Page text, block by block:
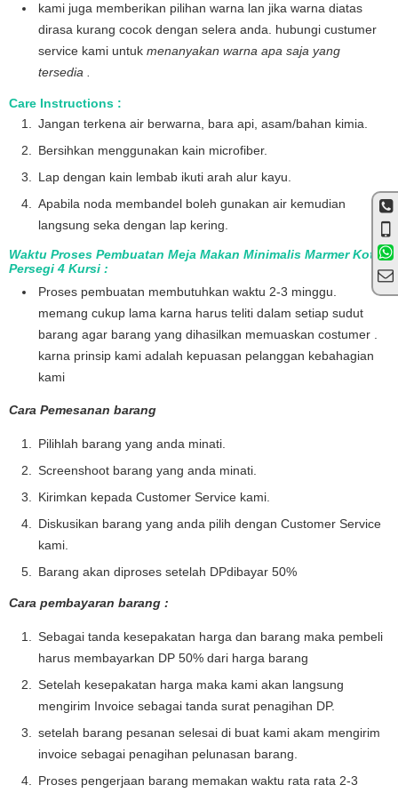
kami juga memberikan pilihan warna lan jika warna diatas
dirasa kurang cocok dengan selera anda. hubungi custumer
service kami untuk menanyakan warna apa saja yang
tersedia .
Care Instructions :
Jangan terkena air berwarna, bara api, asam/bahan kimia.
Bersihkan menggunakan kain microfiber.
Lap dengan kain lembab ikuti arah alur kayu.
Apabila noda membandel boleh gunakan air kemudian
langsung seka dengan lap kering.
Waktu Proses Pembuatan Meja Makan Minimalis Marmer Kotak
Persegi 4 Kursi :
Proses pembuatan membutuhkan waktu 2-3 minggu.
memang cukup lama karna harus teliti dalam setiap sudut
barang agar barang yang dihasilkan memuaskan costumer .
karna prinsip kami adalah kepuasan pelanggan kebahagian
kami
Cara Pemesanan barang
Pilihlah barang yang anda minati.
Screenshoot barang yang anda minati.
Kirimkan kepada Customer Service kami.
Diskusikan barang yang anda pilih dengan Customer Service
kami.
Barang akan diproses setelah DPdibayar 50%
Cara pembayaran barang :
Sebagai tanda kesepakatan harga dan barang maka pembeli
harus membayarkan DP 50% dari harga barang
Setelah kesepakatan harga maka kami akan langsung
mengirim Invoice sebagai tanda surat penagihan DP.
setelah barang pesanan selesai di buat kami akam mengirim
invoice sebagai penagihan pelunasan barang.
Proses pengerjaan barang memakan waktu rata rata 2-3